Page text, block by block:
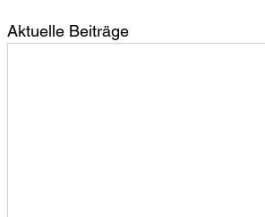
Aktuelle Beiträge